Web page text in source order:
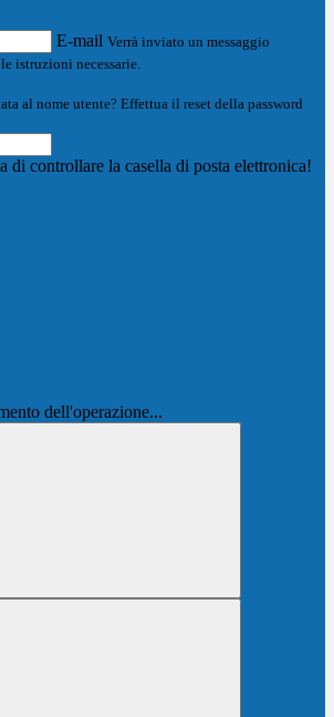
E-mail Verrà inviato un messaggio
istruzioni necessarie.
al nome utente? Effettua il reset della password
di controllare la casella di posta elettronica!
dell'operazione...